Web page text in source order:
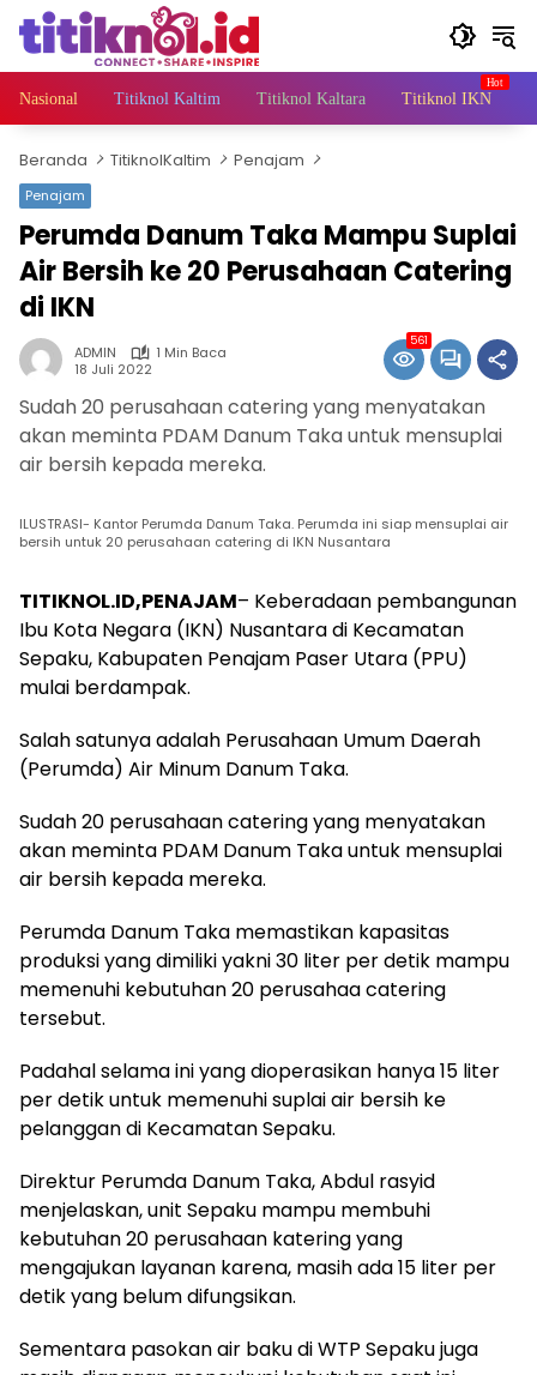
Langsung
konten
Nasional Titiknol Kaltim Titiknol Kaltara Titiknol IKN
Beranda TitiknolKaltim Penajam
Penajam
Perumda Danum Taka Mampu Suplai
Air Bersih ke 20 Perusahaan Catering
di IKN
ADMIN
1 Min Baca
18 Juli 2022
561
Sudah 20 perusahaan catering yang menyatakan
akan meminta PDAM Danum Taka untuk mensuplai
air bersih kepada mereka.
ILUSTRASI- Kantor Perumda Danum Taka. Perumda ini siap mensuplai air
bersih untuk 20 perusahaan catering di IKN Nusantara
TITIKNOL.ID,PENAJAM– Keberadaan pembangunan
Ibu Kota Negara (IKN) Nusantara di Kecamatan
Sepaku, Kabupaten Penajam Paser Utara (PPU)
mulai berdampak.
Salah satunya adalah Perusahaan Umum Daerah
(Perumda) Air Minum Danum Taka.
Sudah 20 perusahaan catering yang menyatakan
akan meminta PDAM Danum Taka untuk mensuplai
air bersih kepada mereka.
Perumda Danum Taka memastikan kapasitas
produksi yang dimiliki yakni 30 liter per detik mampu
memenuhi kebutuhan 20 perusahaa catering
tersebut.
Padahal selama ini yang dioperasikan hanya 15 liter
per detik untuk memenuhi suplai air bersih ke
pelanggan di Kecamatan Sepaku.
Direktur Perumda Danum Taka, Abdul rasyid
menjelaskan, unit Sepaku mampu membuhi
kebutuhan 20 perusahaan katering yang
mengajukan layanan karena, masih ada 15 liter per
detik yang belum difungsikan.
Sementara pasokan air baku di WTP Sepaku juga